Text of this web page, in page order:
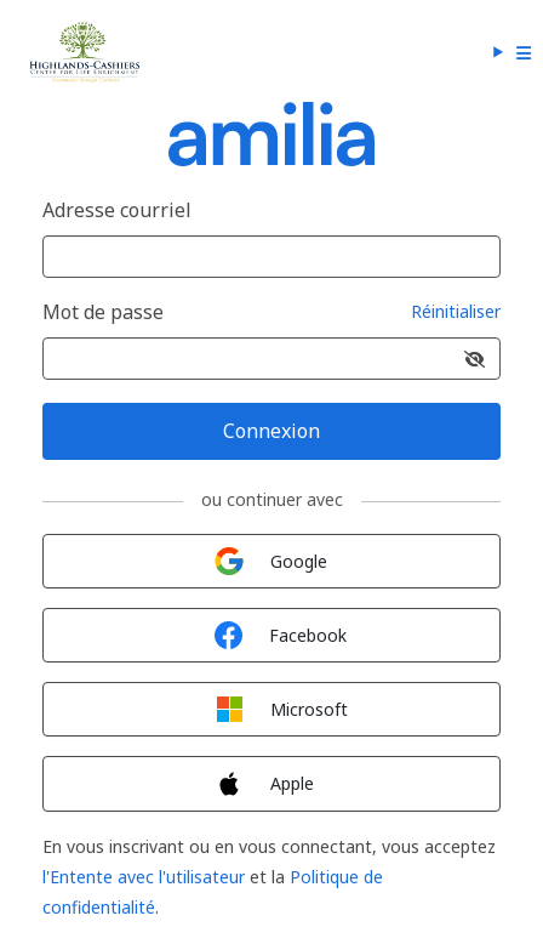
Adresse courriel
Mot de passe Réinitialiser
Connexion
ou continuer avec
Google
Facebook
Microsoft
Apple
En vous inscrivant ou en vous connectant, vous acceptez
l'Entente avec l'utilisateuret la Politique de
confidentialité.